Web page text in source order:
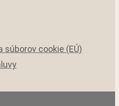
súborov cookie (EÚ)